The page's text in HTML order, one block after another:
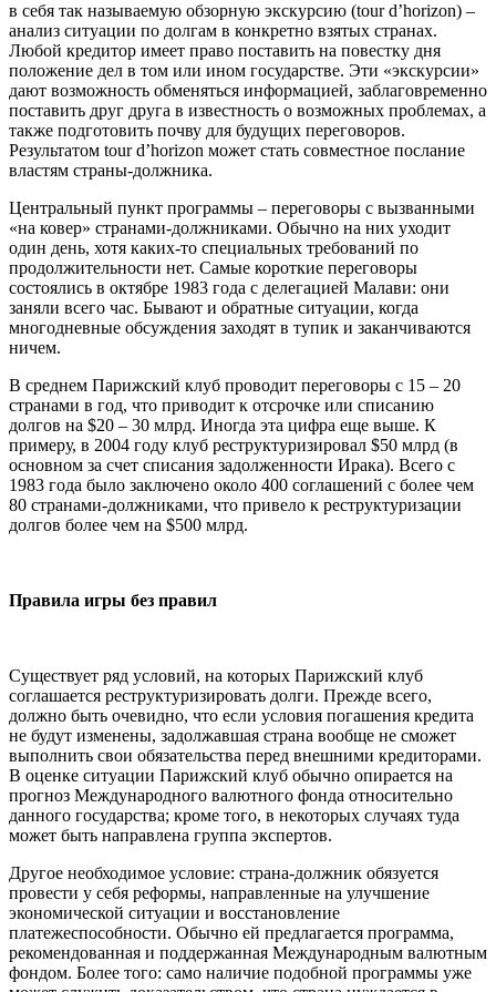
в себя так называемую обзорную экскурсию (tour d’horizon) –
анализ ситуации по долгам в конкретно взятых странах.
Любой кредитор имеет право поставить на повестку дня
положение дел в том или ином государстве. Эти «экскурсии»
дают возможность обменяться информацией, заблаговременно
поставить друг друга в известность о возможных проблемах, а
также подготовить почву для будущих переговоров.
Результатом tour d’horizon может стать совместное послание
властям страны-должника.
Центральный пункт программы – переговоры с вызванными
«на ковер» странами-должниками. Обычно на них уходит
один день, хотя каких-то специальных требований по
продолжительности нет. Самые короткие переговоры
состоялись в октябре 1983 года с делегацией Малави: они
заняли всего час. Бывают и обратные ситуации, когда
многодневные обсуждения заходят в тупик и заканчиваются
ничем.
В среднем Парижский клуб проводит переговоры с 15 – 20
странами в год, что приводит к отсрочке или списанию
долгов на $20 – 30 млрд. Иногда эта цифра еще выше. К
примеру, в 2004 году клуб реструктуризировал $50 млрд (в
основном за счет списания задолженности Ирака). Всего c
1983 года было заключено около 400 соглашений с более чем
80 странами-должниками, что привело к реструктуризации
долгов более чем на $500 млрд.
Правила игры без правил
Существует ряд условий, на которых Парижский клуб
соглашается реструктуризировать долги. Прежде всего,
должно быть очевидно, что если условия погашения кредита
не будут изменены, задолжавшая страна вообще не сможет
выполнить свои обязательства перед внешними кредиторами.
В оценке ситуации Парижский клуб обычно опирается на
прогноз Международного валютного фонда относительно
данного государства; кроме того, в некоторых случаях туда
может быть направлена группа экспертов.
Другое необходимое условие: страна-должник обязуется
провести у себя реформы, направленные на улучшение
экономической ситуации и восстановление
платежеспособности. Обычно ей предлагается программа,
рекомендованная и поддержанная Международным валютным
фондом. Более того: само наличие подобной программы уже